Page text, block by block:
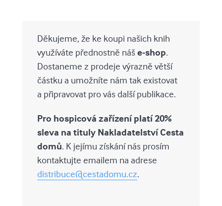
Děkujeme, že ke koupi našich knih
využíváte přednostně náše-shop.
Dostaneme z prodeje výrazně větší
částku a umožníte nám tak existovat
a připravovat pro vás další publikace.
Pro hospicová zařízení platí 20%
sleva na tituly Nakladatelství Cesta
domů. K jejímu získání nás prosím
kontaktujte emailem na adrese
distribuce@cestadomu.cz.